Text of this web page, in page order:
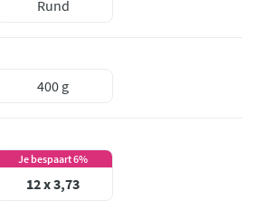
Rund
400 g
Je bespaart 6%
12 x 3,73